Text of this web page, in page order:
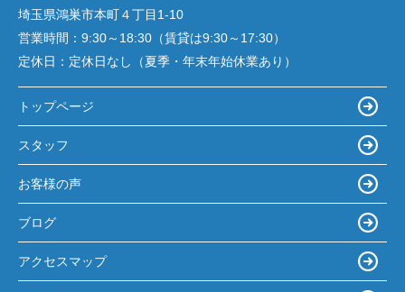
埼玉県鴻巣市本町４丁目1-10
営業時間： 9:30～18:30（賃貸は9:30～17:30）
定休日： 定休日なし（夏季・年末年始休業あり）
トップページ
スタッフ
お客様の声
ブログ
アクセスマップ